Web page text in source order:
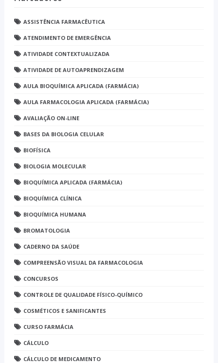
ASSISTÊNCIA FARMACÊUTICA
ATENDIMENTO DE EMERGÊNCIA
ATIVIDADE CONTEXTUALIZADA
ATIVIDADE DE AUTOAPRENDIZAGEM
AULA BIOQUÍMICA APLICADA (FARMÁCIA)
AULA FARMACOLOGIA APLICADA (FARMÁCIA)
AVALIAÇÃO ON-LINE
BASES DA BIOLOGIA CELULAR
BIOFÍSICA
BIOLOGIA MOLECULAR
BIOQUÍMICA APLICADA (FARMÁCIA)
BIOQUÍMICA CLÍNICA
BIOQUÍMICA HUMANA
BROMATOLOGIA
CADERNO DA SAÚDE
COMPREENSÃO VISUAL DA FARMACOLOGIA
CONCURSOS
CONTROLE DE QUALIDADE FÍSICO-QUÍMICO
COSMÉTICOS E SANIFICANTES
CURSO FARMÁCIA
CÁLCULO
CÁLCULO DE MEDICAMENTO